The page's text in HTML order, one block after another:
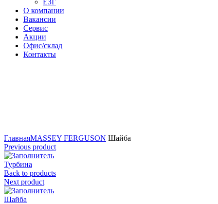
ЕЗГ
О компании
Вакансии
Сервис
Акции
Офис/склад
Контакты
ГлавнаяMASSEY FERGUSON Шайба
Previous product
Турбина
Back to products
Next product
Шайба